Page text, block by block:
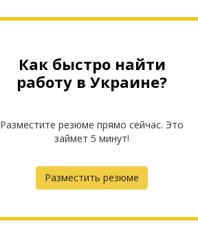
Как быстро найти
работу в Украине?
Разместите резюме прямо сейчас. Это
займет 5 минут!
Разместить резюме